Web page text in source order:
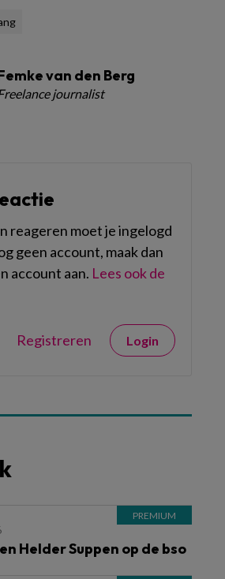
van den Berg
journalist
reageren moet je ingelogd
geen account, maak dan
account aan. Lees ook de
Registreren Login
Helder Suppen op de bso